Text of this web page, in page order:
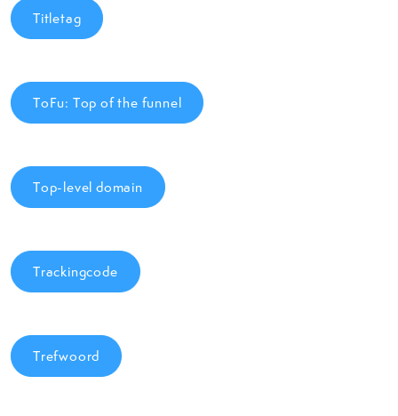
Titletag
ToFu: Top of the funnel
Top-level domain
Trackingcode
Trefwoord